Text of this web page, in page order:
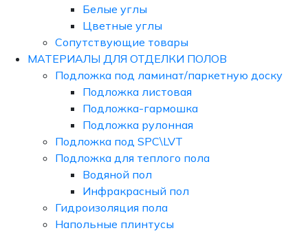
Белые углы
Цветные углы
Сопутствующие товары
МАТЕРИАЛЫ ДЛЯ ОТДЕЛКИ ПОЛОВ
Подложка под ламинат/паркетную доску
Подложка листовая
Подложка-гармошка
Подложка рулонная
Подложка под SPC\LVT
Подложка для теплого пола
Водяной пол
Инфракрасный пол
Гидроизоляция пола
Напольные плинтусы